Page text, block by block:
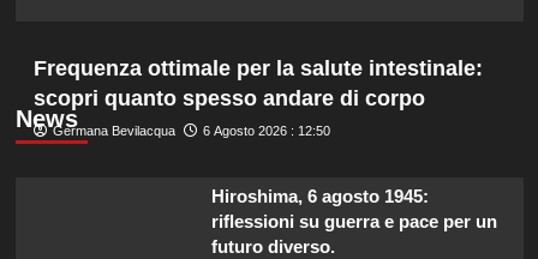
News
Frequenza ottimale per la salute intestinale:
scopri quanto spesso andare di corpo
Germana Bevilacqua 6 Agosto 2026 : 12:50
Hiroshima, 6 agosto 1945:
riflessioni su guerra e pace per un
futuro diverso.